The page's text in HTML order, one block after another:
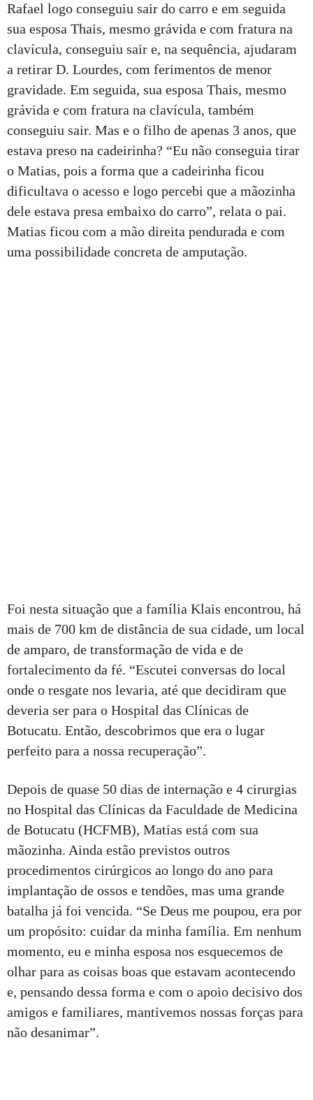
Rafael logo conseguiu sair do carro e em seguida
sua esposa Thais, mesmo grávida e com fratura na
clavícula, conseguiu sair e, na sequência, ajudaram
a retirar D. Lourdes, com ferimentos de menor
gravidade. Em seguida, sua esposa Thais, mesmo
grávida e com fratura na clavícula, também
conseguiu sair. Mas e o filho de apenas 3 anos, que
estava preso na cadeirinha? “Eu não conseguia tirar
o Matias, pois a forma que a cadeirinha ficou
dificultava o acesso e logo percebi que a mãozinha
dele estava presa embaixo do carro”, relata o pai.
Matias ficou com a mão direita pendurada e com
uma possibilidade concreta de amputação.
Foi nesta situação que a família Klais encontrou, há
mais de 700 km de distância de sua cidade, um local
de amparo, de transformação de vida e de
fortalecimento da fé. “Escutei conversas do local
onde o resgate nos levaria, até que decidiram que
deveria ser para o Hospital das Clínicas de
Botucatu. Então, descobrimos que era o lugar
perfeito para a nossa recuperação”.
Depois de quase 50 dias de internação e 4 cirurgias
no Hospital das Clínicas da Faculdade de Medicina
de Botucatu (HCFMB), Matias está com sua
mãozinha. Ainda estão previstos outros
procedimentos cirúrgicos ao longo do ano para
implantação de ossos e tendões, mas uma grande
batalha já foi vencida. “Se Deus me poupou, era por
um propósito: cuidar da minha família. Em nenhum
momento, eu e minha esposa nos esquecemos de
olhar para as coisas boas que estavam acontecendo
e, pensando dessa forma e com o apoio decisivo dos
amigos e familiares, mantivemos nossas forças para
não desanimar”.